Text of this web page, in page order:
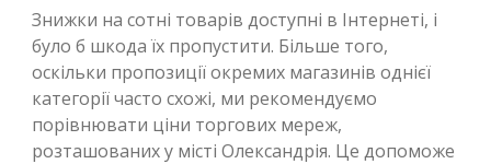
Знижки на сотні товарів доступні в Інтернеті, і
було б шкода їх пропустити. Більше того,
оскільки пропозиції окремих магазинів однієї
категорії часто схожі, ми рекомендуємо
порівнювати ціни торгових мереж,
розташованих у місті Олександрія. Це допоможе